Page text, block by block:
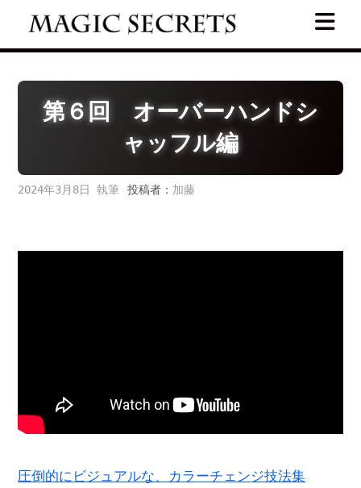
第６回 オーバーハンドシ
ャッフル編
2024年3月8日 投稿者： 加藤
圧倒的にビジュアルな、カラーチェンジ技法集